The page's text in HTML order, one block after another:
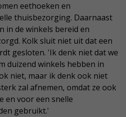
eethoeken en
thuisbezorging. Daarnaast
in de winkels bereid en
Kolk sluit niet uit dat een
gesloten. 'Ik denk niet dat we
duizend winkels hebben in
niet, maar ik denk ook niet
zal afnemen, omdat ze ook
en voor een snelle
gebruikt.'